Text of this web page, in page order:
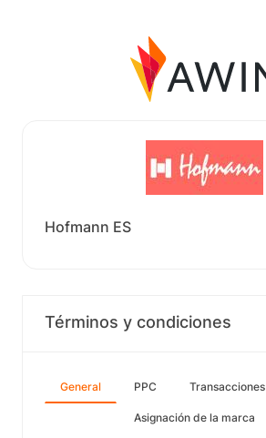
Hofmann ES
Términos y condiciones
General PPC Transacciones
Asignación de la marca